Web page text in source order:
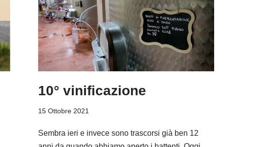
10° vinificazione
15 Ottobre 2021
Sembra ieri e invece sono trascorsi già ben 12